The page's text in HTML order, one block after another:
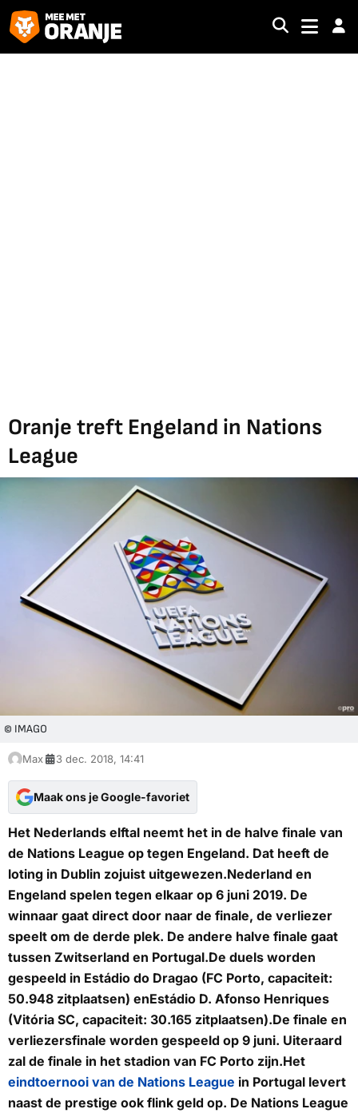
Oranje treft Engeland in Nations
League
© IMAGO
Max 3 dec. 2018, 14:41
Maak ons je Google-favoriet
Het Nederlands elftal neemt het in de halve finale van
de Nations League op tegen Engeland. Dat heeft de
loting in Dublin zojuist uitgewezen.Nederland en
Engeland spelen tegen elkaar op 6 juni 2019. De
winnaar gaat direct door naar de finale, de verliezer
speelt om de derde plek. De andere halve finale gaat
tussen Zwitserland en Portugal.De duels worden
gespeeld in Estádio do Dragao (FC Porto, capaciteit:
50.948 zitplaatsen) enEstádio D. Afonso Henriques
(Vitória SC, capaciteit: 30.165 zitplaatsen).De finale en
verliezersfinale worden gespeeld op 9 juni. Uiteraard
zal de finale in het stadion van FC Porto zijn.Het
eindtoernooi van de Nations League in Portugal levert
naast de prestige ook flink geld op. De Nations League